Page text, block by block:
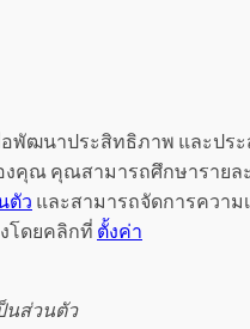
อพัฒนาประสิทธิภาพ และปร
งคุณ คุณสามารถศึกษารายล
ตัว และสามารถจัดการความ
โดยคลิกที่ ตั้งค่า
นส่วนตัว